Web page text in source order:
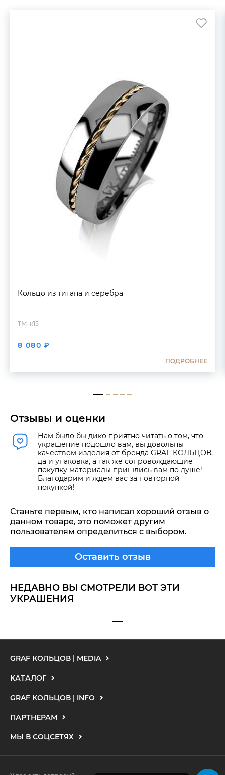
Кольцо из титана и серебра
ТМ-к15
8 080 ₽
ПОДРОБНЕЕ
Отзывы и оценки
Нам было бы дико приятно читать о том, что
украшение подошло вам, вы довольны
качеством изделия от бренда GRAF КОЛЬЦОВ,
да и упаковка, а так же сопровождающие
покупку материалы пришлись вам по душе!
Благодарим и ждем вас за повторной
покупкой!
Оставить отзыв
Станьте первым, кто написал хороший отзыв о
данном товаре, это поможет другим
пользователям определиться с выбором.
НЕДАВНО ВЫ СМОТРЕЛИ ВОТ ЭТИ
УКРАШЕНИЯ
GRAF КОЛЬЦОВ | MEDIA
КАТАЛОГ
GRAF КОЛЬЦОВ | INFO
ПАРТНЕРАМ
МЫ В СОЦСЕТЯХ